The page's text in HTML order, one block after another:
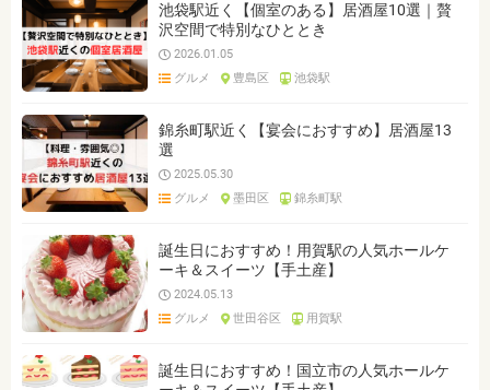
生活
すべて グルメ 美容・健康 歯医者・病院 おでかけ
生活 お役立ち情報
クリア
池袋駅近く【個室のある】居酒屋10選｜贅
沢空間で特別なひととき
2026.01.05
グルメ
豊島区 池袋駅
錦糸町駅近く【宴会におすすめ】居酒屋13
選
2025.05.30
グルメ
墨田区 錦糸町駅
誕生日におすすめ！用賀駅の人気ホールケ
ーキ＆スイーツ【手土産】
2024.05.13
グルメ
世田谷区 用賀駅
誕生日におすすめ！国立市の人気ホールケ